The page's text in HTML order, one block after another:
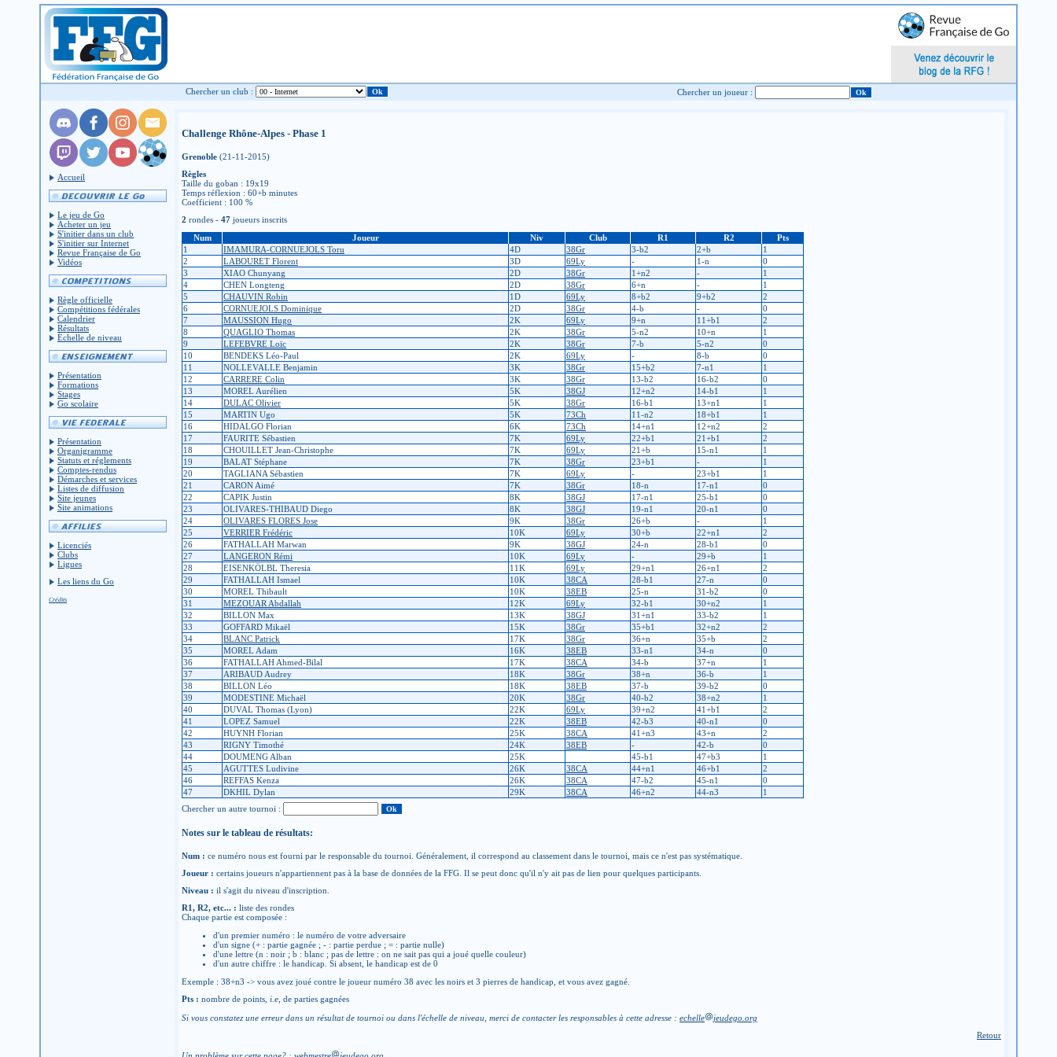
Chercher un club : Chercher un joueur :
Accueil
Le jeu de Go
Acheter un jeu
S'initier dans un club
S'initier sur Internet
Revue Française de Go
Vidéos
Règle officielle
Compétitions fédérales
Calendrier
Résultats
Échelle de niveau
Présentation
Formations
Stages
Go scolaire
Présentation
Organigramme
Statuts et réglements
Comptes-rendus
Démarches et services
Listes de diffusion
Site jeunes
Site animations
Licenciés
Clubs
Ligues
Les liens du Go
Crédits
Challenge Rhône-Alpes - Phase 1
Grenoble (21-11-2015)
Règles
Taille du goban : 19x19
Temps réflexion : 60+b minutes
Coefficient : 100 %
2 rondes - 47 joueurs inscrits
Num
Joueur Niv Club R1 R2
Pts
1
IMAMURA-CORNUEJOLS Toru 4D 38Gr 3-b2 2+b
1
2
LABOURET Florent 3D 69Ly - 1-n
0
3
XIAO Chunyang 2D 38Gr 1+n2 -
1
4
CHEN Longteng 2D 38Gr 6+n -
1
5
CHAUVIN Robin 1D 69Ly 8+b2 9+b2
2
6
CORNUEJOLS Dominique 2D 38Gr 4-b -
0
7
MAUSSION Hugo 2K 69Ly 9+n 11+b1
2
8
QUAGLIO Thomas 2K 38Gr 5-n2 10+n
1
9
LEFEBVRE Loïc 2K 38Gr 7-b 5-n2
0
10
BENDEKS Léo-Paul 2K 69Ly - 8-b
0
11
NOLLEVALLE Benjamin 3K 38Gr 15+b2 7-n1
1
12
CARRERE Colin 3K 38Gr 13-b2 16-b2
0
13
MOREL Aurélien 5K 38GJ 12+n2 14-b1
1
14
DULAC Olivier 5K 38Gr 16-b1 13+n1
1
15
MARTIN Ugo 5K 73Ch 11-n2 18+b1
1
16
HIDALGO Florian 6K 73Ch 14+n1 12+n2
2
17
FAURITE Sébastien 7K 69Ly 22+b1 21+b1
2
18
CHOUILLET Jean-Christophe 7K 69Ly 21+b 15-n1
1
19
BALAT Stéphane 7K 38Gr 23+b1 -
1
20
TAGLIANA Sébastien 7K 69Ly - 23+b1
1
21
CARON Aimé 7K 38Gr 18-n 17-n1
0
22
CAPIK Justin 8K 38GJ 17-n1 25-b1
0
23
OLIVARES-THIBAUD Diego 8K 38GJ 19-n1 20-n1
0
24
OLIVARES FLORES Jose 9K 38Gr 26+b -
1
25
VERRIER Frédéric 10K 69Ly 30+b 22+n1
2
26
FATHALLAH Marwan 9K 38GJ 24-n 28-b1
0
27
LANGERON Rémi 10K 69Ly - 29+b
1
28
EISENKÖLBL Theresia 11K 69Ly 29+n1 26+n1
2
29
FATHALLAH Ismael 10K 38CA 28-b1 27-n
0
30
MOREL Thibault 10K 38EB 25-n 31-b2
0
31
MEZOUAR Abdallah 12K 69Ly 32-b1 30+n2
1
32
BILLON Max 13K 38GJ 31+n1 33-b2
1
33
GOFFARD Mikaël 15K 38Gr 35+b1 32+n2
2
34
BLANC Patrick 17K 38Gr 36+n 35+b
2
35
MOREL Adam 16K 38EB 33-n1 34-n
0
36
FATHALLAH Ahmed-Bilal 17K 38CA 34-b 37+n
1
37
ARIBAUD Audrey 18K 38Gr 38+n 36-b
1
38
BILLON Léo 18K 38EB 37-b 39-b2
0
39
MODESTINE Michaël 20K 38Gr 40-b2 38+n2
1
40
DUVAL Thomas (Lyon) 22K 69Ly 39+n2 41+b1
2
41
LOPEZ Samuel 22K 38EB 42-b3 40-n1
0
42
HUYNH Florian 25K 38CA 41+n3 43+n
2
43
RIGNY Timothé 24K 38EB - 42-b
0
44
DOUMENG Alban 25K 45-b1 47+b3
1
45
AGUTTES Ludivine 26K 38CA 44+n1 46+b1
2
46
REFFAS Kenza 26K 38CA 47-b2 45-n1
0
47
DKHIL Dylan 29K 38CA 46+n2 44-n3
1
Chercher un autre tournoi :
Notes sur le tableau de résultats:
Num : ce numéro nous est fourni par le responsable du tournoi. Généralement, il correspond au classement dans le tournoi, mais ce n'est pas systématique.
Joueur : certains joueurs n'appartiennent pas à la base de données de la FFG. Il se peut donc qu'il n'y ait pas de lien pour quelques participants.
Niveau : il s'agit du niveau d'inscription.
R1, R2, etc... : liste des rondes
Chaque partie est composée :
d'un premier numéro : le numéro de votre adversaire
d'un signe (+ : partie gagnée ; - : partie perdue ; = : partie nulle)
d'une lettre (n : noir ; b : blanc ; pas de lettre : on ne sait pas qui a joué quelle couleur)
d'un autre chiffre : le handicap. Si absent, le handicap est de 0
Exemple : 38+n3 -> vous avez joué contre le joueur numéro 38 avec les noirs et 3 pierres de handicap, et vous avez gagné.
Pts : nombre de points, i.e , de parties gagnées
Si vous constatez une erreur dans un résultat de tournoi ou dans l'échelle de niveau, merci de contacter les responsables à cette adresse : echelle
jeudego.org
Retour